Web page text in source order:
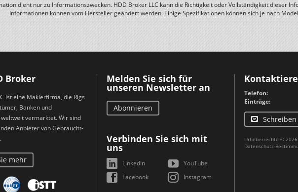
dient nur zu Informationszwecken. HDD Broker LLC kann die Richtigkeit oder Vollständigkeit dieser
Informationen können vom Hersteller geändert werden. Einige Spezifikationen können sich je nach
Broker
ist eine Maklerfirma, die Rigs
Banken und
vermarktet. Wir sind
Anbieter von Gebraucht-
mehr
Melden Sie sich für
unseren Newsletter an
Abonnieren
Verbinden Sie sich mit
uns
LinkedIn
YouTube
Facebook
Instagram
Telefon:
Einträge:
Urheberrechte © 2026
Datenschutz-